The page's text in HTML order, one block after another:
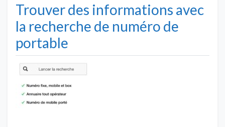
Trouver des informations avec
la recherche de numéro de
portable